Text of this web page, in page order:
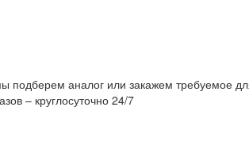
аналог или закажем требуемое
– круглосуточно 24/7